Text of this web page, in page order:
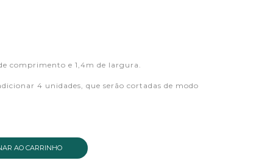
comprimento e 1,4m de largura.
4 unidades, que serão cortadas de modo
AO CARRINHO